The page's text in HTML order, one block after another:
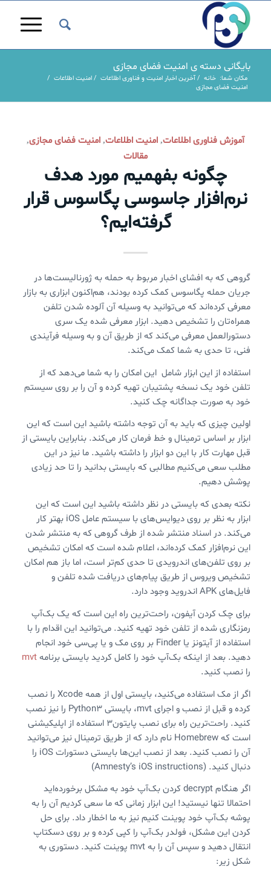
بایگانی دسته ی امنیت فضای مجازی
مکان شما: خانه / آخرین اخبار امنیت و فناوری اطلاعات / امنیت اطلاعات /
امنیت فضای مجازی
آموزش فناوری اطلاعات, امنیت اطلاعات, امنیت فضای مجازی,
مقالات
چگونه بفهمیم مورد هدف
نرم‌افزار جاسوسی پگاسوس قرار
گرفته‌ایم؟
گروهی که به افشای اخبار مربوط به حمله به ژورنالیست‌ها در
جریان حمله پگاسوس کمک کرده بودند، هم‌اکنون ابزاری به بازار
معرفی کرده‌اند که می‌توانید به وسیله آن آلوده شدن تلفن
همراه‌تان را تشخیص دهید. ابزار معرفی شده یک سری
دستورالعمل معرفی می‌کند که از طریق آن و به وسیله فرآیندی
فنی، تا حدی به شما کمک می‌کند.
استفاده از این ابزار شامل این امکان را به شما می‌دهد که از
تلفن خود یک نسخه پشتیبان تهیه کرده و آن را بر روی سیستم
خود به صورت جداگانه چک کنید.
اولین چیزی که باید به آن توجه داشته باشید این است که این
ابزار بر اساس ترمینال و خط فرمان کار می‌کند. بنابراین بایستی از
قبل مهارت کار با این دو ابزار را داشته باشید. ما نیز در این
مطلب سعی می‌کنیم مطالبی که بایستی بدانید را تا حد زیادی
پوشش دهیم.
نکته بعدی که بایستی در نظر داشته باشید این است که این
ابزار به نظر بر روی دیوایس‌های با سیستم عامل iOS بهتر کار
می‌کند. در اسناد منتشر شده از طرف گروهی که به منتشر شدن
این نرم‌افزار کمک کرده‌اند، اعلام شده است که امکان تشخیص
بر روی تلفن‌های اندرویدی تا حدی کم‌تر است، اما باز هم امکان
تشخیص ویروس از طریق پیام‌های دریافت شده تلفن و
فایل‌های APK‌ اندروید وجود دارد.
برای چک کردن آیفون، راحت‌ترین راه این است که یک بک‌آپ
رمزنگاری شده از تلفن خود تهیه کنید. می‌توانید این اقدام را با
استفاده از آیتونز یا Finder بر روی مک و یا پی‌سی خود انجام
دهید. بعد از اینکه بک‌آپ خود را کامل کردید بایستی برنامهmvt
را نصب کنید.
اگر از مک استفاده می‌کنید، بایستی اول از همه Xcode را نصب
کرده و قبل از نصب و اجرای mvt، بایستی Python3 را نیز نصب
کنید. راحت‌ترین راه برای نصب پایتون۳ استفاده از اپلیکیشنی
است که Homebrew نام دارد که از طریق ترمینال نیز می‌توانید
آن را نصب کنید. بعد از نصب این‌ها بایستی دستورات iOS را
دنبال کنید. (Amnesty’s iOS instructions)
اگر هنگام decrypt کردن بک‌آپ خود به مشکل برخورده‌اید
احتمالا تنها نیستید! این ابزار زمانی که ما سعی کردیم آن را به
پوشه بک‌آپ خود پوینت کنیم نیز به ما اخطار داد. برای حل
کردن این مشکل، فولدر بک‌آپ را کپی کرده و بر روی دسکتاپ
انتقال دهید و سپس آن را به mvt پوینت کنید. دستوری به
شکل زیر: